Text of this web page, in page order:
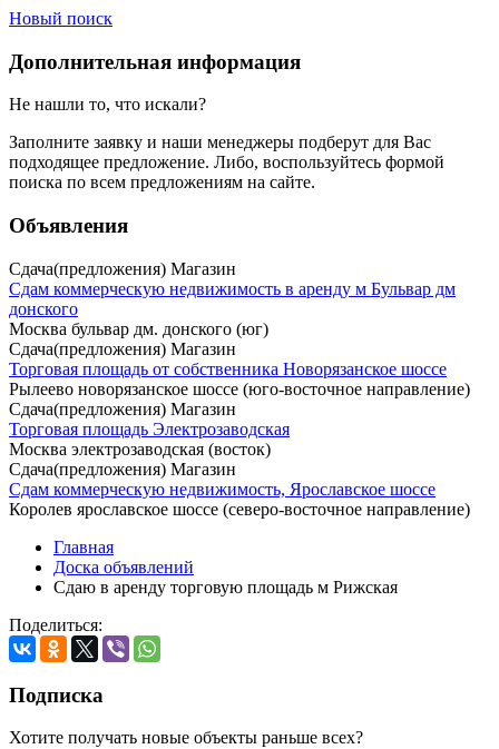
Новый поиск
Дополнительная информация
Не нашли то, что искали?
Заполните заявку и наши менеджеры подберут для Вас
подходящее предложение. Либо, воспользуйтесь формой
поиска по всем предложениям на сайте.
Объявления
Сдача(предложения) Магазин
Сдам коммерческую недвижимость в аренду м Бульвар дм
донского
Москва бульвар дм. донского (юг)
Сдача(предложения) Магазин
Торговая площадь от собственника Новорязанское шоссе
Рылеево новорязанское шоссе (юго-восточное направление)
Сдача(предложения) Магазин
Торговая площадь Электрозаводская
Москва электрозаводская (восток)
Сдача(предложения) Магазин
Сдам коммерческую недвижимость, Ярославское шоссе
Королев ярославское шоссе (северо-восточное направление)
Главная
Доска объявлений
Сдаю в аренду торговую площадь м Рижская
Поделиться:
Подписка
Хотите получать новые объекты раньше всех?